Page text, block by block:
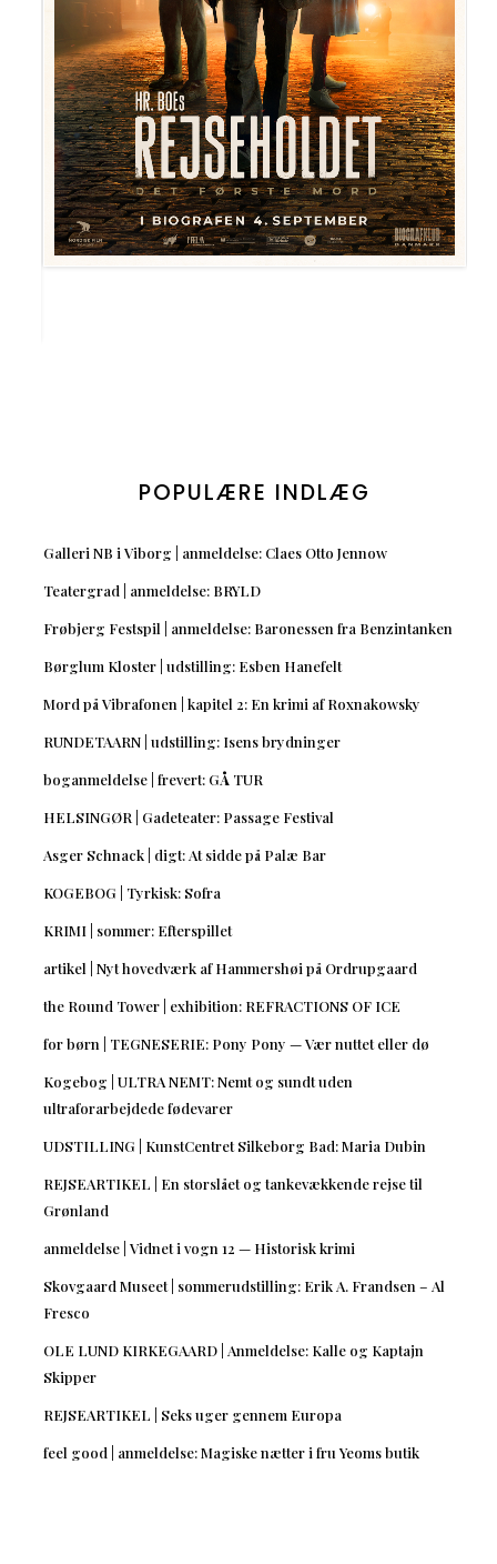
POPULÆRE INDLÆG
Galleri NB i Viborg | anmeldelse: Claes Otto Jennow
Teatergrad | anmeldelse: BRYLD
Frøbjerg Festspil | anmeldelse: Baronessen fra Benzintanken
Børglum Kloster | udstilling: Esben Hanefelt
Mord på Vibrafonen | kapitel 2: En krimi af Roxnakowsky
RUNDETAARN | udstilling: Isens brydninger
boganmeldelse | frevert: GÅ TUR
HELSINGØR | Gadeteater: Passage Festival
Asger Schnack | digt: At sidde på Palæ Bar
KOGEBOG | Tyrkisk: Sofra
KRIMI | sommer: Efterspillet
artikel | Nyt hovedværk af Hammershøi på Ordrupgaard
the Round Tower | exhibition: REFRACTIONS OF ICE
for børn | TEGNESERIE: Pony Pony — Vær nuttet eller dø
Kogebog | ULTRA NEMT: Nemt og sundt uden
ultraforarbejdede fødevarer
UDSTILLING | KunstCentret Silkeborg Bad: Maria Dubin
REJSEARTIKEL | En storslået og tankevækkende rejse til
Grønland
anmeldelse | Vidnet i vogn 12 — Historisk krimi
Skovgaard Museet | sommerudstilling: Erik A. Frandsen – Al
Fresco
OLE LUND KIRKEGAARD | Anmeldelse: Kalle og Kaptajn
Skipper
REJSEARTIKEL | Seks uger gennem Europa
feel good | anmeldelse: Magiske nætter i fru Yeoms butik